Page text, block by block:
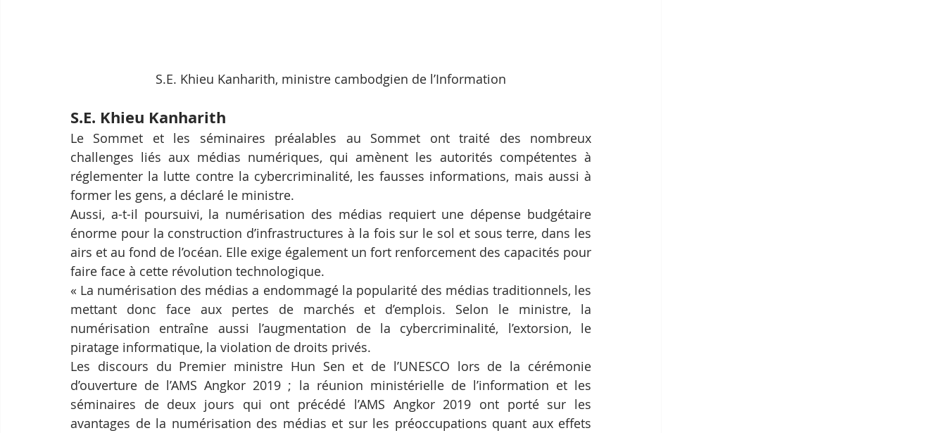
S.E. Khieu Kanharith, ministre cambodgien de l’Information
S.E. Khieu Kanharith
Le Sommet et les séminaires préalables au Sommet ont traité des nombreux
challenges liés aux médias numériques, qui amènent les autorités compétentes à
réglementer la lutte contre la cybercriminalité, les fausses informations, mais aussi à
former les gens, a déclaré le ministre.
Aussi, a-t-il poursuivi, la numérisation des médias requiert une dépense budgétaire
énorme pour la construction d’infrastructures à la fois sur le sol et sous terre, dans les
airs et au fond de l’océan. Elle exige également un fort renforcement des capacités pour
faire face à cette révolution technologique.
« La numérisation des médias a endommagé la popularité des médias traditionnels, les
mettant donc face aux pertes de marchés et d’emplois. Selon le ministre, la
numérisation entraîne aussi l’augmentation de la cybercriminalité, l’extorsion, le
piratage informatique, la violation de droits privés.
Les discours du Premier ministre Hun Sen et de l’UNESCO lors de la cérémonie
d’ouverture de l’AMS Angkor 2019 ; la réunion ministérielle de l’information et les
séminaires de deux jours qui ont précédé l’AMS Angkor 2019 ont porté sur les
avantages de la numérisation des médias et sur les préoccupations quant aux effets